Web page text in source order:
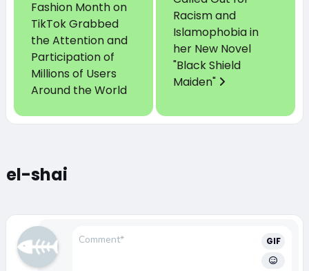
Fashion Month on
TikTok Grabbed
the Attention and
Participation of
Millions of Users
Around the World
Racism and
Islamophobia in
her New Novel
"Black Shield
Maiden"
el-shai
GIF